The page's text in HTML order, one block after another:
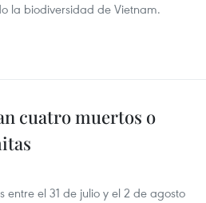
la biodiversidad de Vietnam.
cuatro muertos o
entre el 31 de julio y el 2 de agosto